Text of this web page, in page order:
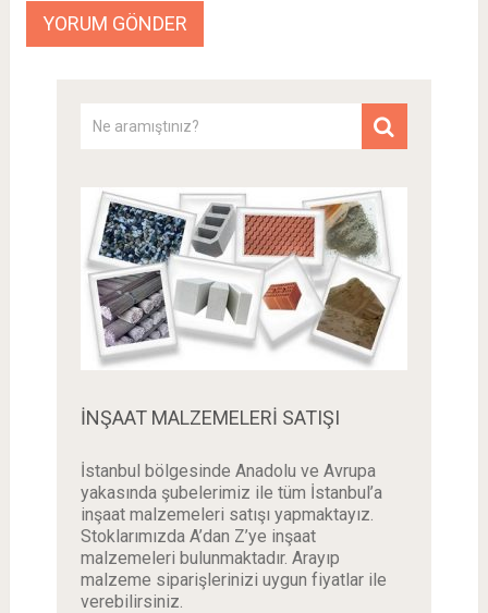
İNŞAAT MALZEMELERI SATIŞI
İstanbul bölgesinde Anadolu ve Avrupa
yakasında şubelerimiz ile tüm İstanbul’a
inşaat malzemeleri satışı yapmaktayız.
Stoklarımızda A’dan Z’ye inşaat
malzemeleri bulunmaktadır. Arayıp
malzeme siparişlerinizi uygun fiyatlar ile
verebilirsiniz.